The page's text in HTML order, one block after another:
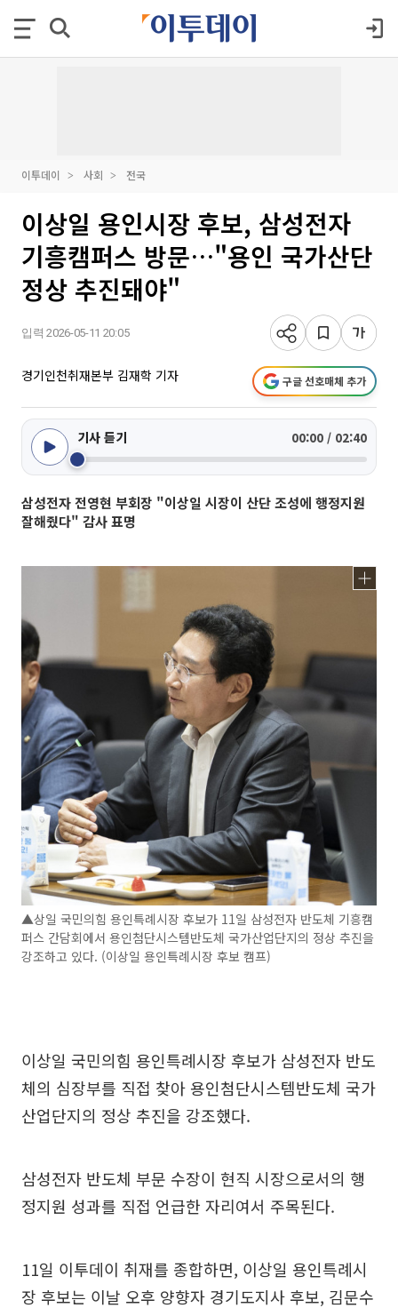
이투데이 사회 전국
이상일 용인시장 후보, 삼성전자
기흥캠퍼스 방문…"용인 국가산단
정상 추진돼야"
입력 2026-05-11 20:05
경기인천취재본부 김재학 기자 구글 선호매체 추가
기사 듣기 00:00 / 02:40
삼성전자 전영현 부회장 "이상일 시장이 산단 조성에 행정지원
잘해줬다" 감사 표명
▲상일 국민의힘 용인특례시장 후보가 11일 삼성전자 반도체 기흥캠
퍼스 간담회에서 용인첨단시스템반도체 국가산업단지의 정상 추진을
강조하고 있다. (이상일 용인특례시장 후보 캠프)
이상일 국민의힘 용인특례시장 후보가 삼성전자 반도
체의 심장부를 직접 찾아 용인첨단시스템반도체 국가
산업단지의 정상 추진을 강조했다.
삼성전자 반도체 부문 수장이 현직 시장으로서의 행
정지원 성과를 직접 언급한 자리여서 주목된다.
11일 이투데이 취재를 종합하면, 이상일 용인특례시
장 후보는 이날 오후 양향자 경기도지사 후보, 김문수